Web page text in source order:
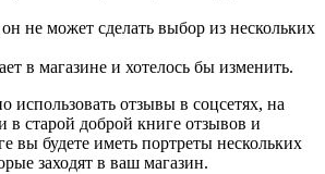
не может сделать выбор из нескольких
в магазине и хотелось бы изменить.
использовать отзывы в соцсетях, на
в старой доброй книге отзывов и
вы будете иметь портреты нескольких
заходят в ваш магазин.